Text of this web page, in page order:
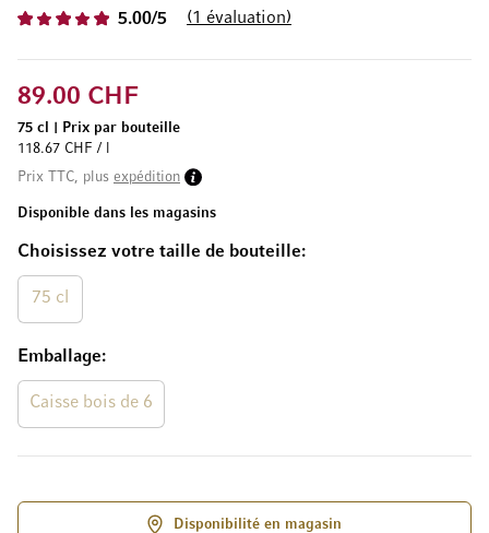
5.00/5 1 évaluation
Choisissez votre taille de bouteille
75 cl
Emballage
Caisse bois de 6
89.00 CHF
75 cl
Prix par bouteille
118.67 CHF / l
Prix TTC, plus expédition
Disponible dans les magasins
Disponibilité en magasin